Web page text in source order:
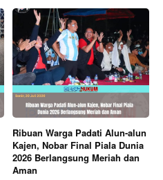
Ribuan Warga Padati Alun-alun
Kajen, Nobar Final Piala Dunia
2026 Berlangsung Meriah dan
Aman